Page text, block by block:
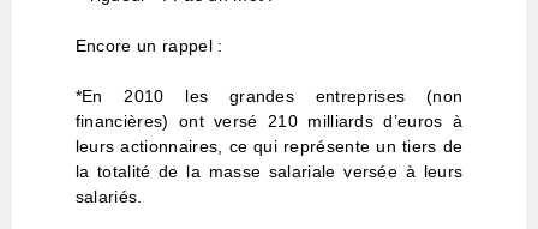
Encore un rappel :
*En 2010 les grandes entreprises (non
financières) ont versé 210 milliards d’euros à
leurs actionnaires, ce qui représente un tiers de
la totalité de la masse salariale versée à leurs
salariés.